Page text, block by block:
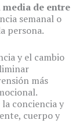
de entre
semanal o
persona.
y el cambio
más
conciencia y
cuerpo y